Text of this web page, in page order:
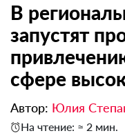
В
запустят
сфере
Автор: Юлия
На чтение: ≈ 2 мин.